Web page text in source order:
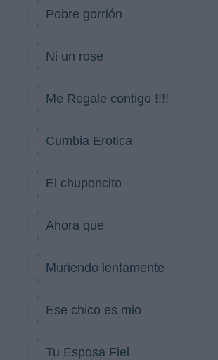
Pobre gorrión
Ni un rose
Me Regale contigo !!!!
Cumbia Erotica
El chuponcito
Ahora que
Muriendo lentamente
Ese chico es mio
Tu Esposa Fiel